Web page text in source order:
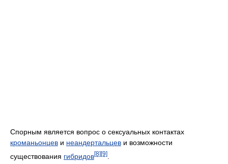
Спорным является вопрос о сексуальных контактах
кроманьонцев и неандертальцев и возможности
существования гибридов[8][9]